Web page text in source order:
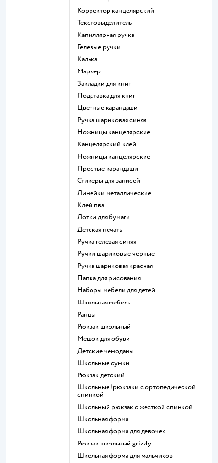
Корректор канцелярский
Текстовыделитель
Капиллярная ручка
Гелевые ручки
Калька
Маркер
Закладки для книг
Подставка для книг
Цветные карандаши
Ручка шариковая синяя
Ножницы канцелярские
Канцелярский клей
Ножницы канцелярские
Простые карандаши
Стикеры для записей
Линейки металлические
Клей пва
Лотки для бумаги
Детская печать
Ручка гелевая синяя
Ручки шариковые черные
Ручка шариковая красная
Папка для рисования
Наборы мебели для детей
Школьная мебель
Ранцы
Рюкзак школьный
Мешок для обуви
Детские чемоданы
Школьные сумки
Рюкзак детский
Школьные !рюкзаки с ортопедической
спинкой
Школьный рюкзак с жесткой спинкой
Школьная форма
Школьная форма для девочек
Рюкзак школьный grizzly
Школьная форма для мальчиков